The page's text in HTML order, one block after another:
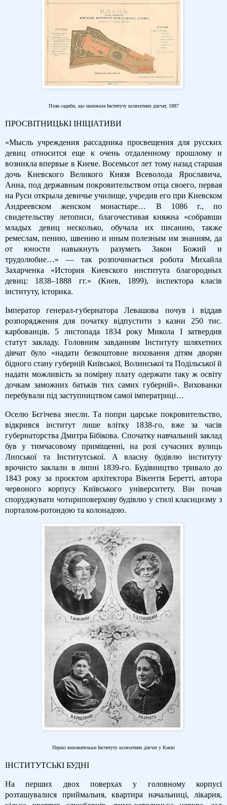
План садиби, що належала Інституту шляхетних дівчат, 1887
ПРОСВІТНИЦЬКІ ІНІЦІАТИВИ
«Мысль учреждения рассадника просвещения для русских
девиц относится еще к очень отдаленному прошлому и
возникла впервые в Киеве. Восемьсот лет тому назад старшая
дочь Киевского Великого Князя Всеволода Ярославича,
Анна, под державным покровительством отца своего, первая
на Руси открыла девичье училище, учредив его при Киевском
Андреевском женском монастыре… В 1086 г., по
свидетельству летописи, благочестивая княжна «собравши
младых девиц несколько, обучала их писанию, также
ремеслам, пению, швению и иным полезным им знаниям, да
от юности навыкнуть разуметь Закон Божий и
трудолюбие…» — так розпочинається робота Михайла
Захарченка «История Киевского института благородных
девиц: 1838–1888 гг.» (Киев, 1899), інспектора класів
інституту, історика.
Імператор генерал-губернатора Левашова почув і віддав
розпорядження для початку відпустити з казни 250 тис.
карбованців. 5 листопада 1834 року Микола I затвердив
статут закладу. Головним завданням Інституту шляхетних
дівчат було «надати безкоштовне виховання дітям дворян
бідного стану губерній Київської, Волинської та Подільської й
надати можливість за помірну плату одержати таку ж освіту
дочкам заможних батьків тих самих губерній». Вихованки
перебували під заступництвом самої імператриці…
Оселю Бєгічева знесли. Та попри царське покровительство,
відкрився інститут лише влітку 1838-го, вже за часів
губернаторства Дмитра Бібікова. Спочатку навчальний заклад
був у тимчасовому приміщенні, на розі сучасних вулиць
Липської та Інститутської. А власну будівлю інституту
врочисто заклали в липні 1839-го. Будівництво тривало до
1843 року за проєктом архітектора Вікентія Беретті, автора
червоного корпусу Київського університету. Він почав
споруджувати чотириповерхову будівлю у стилі класицизму з
порталом-ротондою та колонадою.
Перші виховательки Інституту шляхетних дівчат у Києві
ІНСТИТУТСЬКІ БУДНІ
На перших двох поверхах у головному корпусі
розташувалися приймальня, квартира начальниці, лікарня,